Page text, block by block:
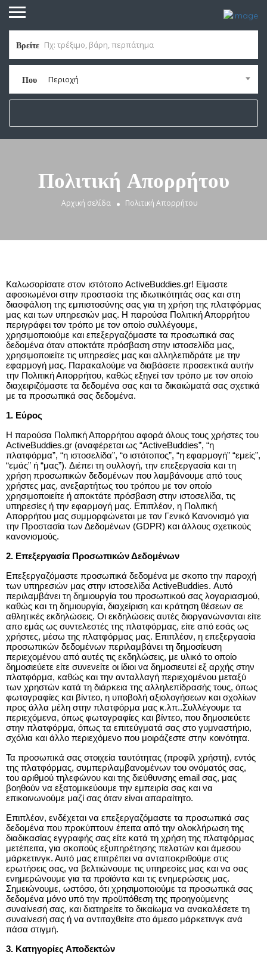
Βρείτε
Που Περιοχή
Πολιτική Απορρήτου
Αρχική σελίδα Πολιτική Απορρήτου
Καλωσορίσατε στον ιστότοπο ActiveBuddies.gr! Είμαστε
αφοσιωμένοι στην προστασία της ιδιωτικότητάς σας και στη
διασφάλιση της εμπιστοσύνης σας για τη χρήση της πλατφόρμας
μας και των υπηρεσιών μας. Η παρούσα Πολιτική Απορρήτου
περιγράφει τον τρόπο με τον οποίο συλλέγουμε,
χρησιμοποιούμε και επεξεργαζόμαστε τα προσωπικά σας
δεδομένα όταν αποκτάτε πρόσβαση στην ιστοσελίδα μας,
χρησιμοποιείτε τις υπηρεσίες μας και αλληλεπιδράτε με την
εφαρμογή μας. Παρακαλούμε να διαβάσετε προσεκτικά αυτήν
την Πολιτική Απορρήτου, καθώς εξηγεί τον τρόπο με τον οποίο
διαχειριζόμαστε τα δεδομένα σας και τα δικαιώματά σας σχετικά
με τα προσωπικά σας δεδομένα.
1. Εύρος
Η παρούσα Πολιτική Απορρήτου αφορά όλους τους χρήστες του
ActiveBuddies.gr (αναφέρεται ως “ActiveBuddies”, “η
πλατφόρμα”, “η ιστοσελίδα”, “ο ιστότοπος”, “η εφαρμογή” “εμείς”,
“εμάς” ή “μας”). Διέπει τη συλλογή, την επεξεργασία και τη
χρήση προσωπικών δεδομένων που λαμβάνουμε από τους
χρήστες μας, ανεξαρτήτως του τρόπου με τον οποίο
χρησιμοποιείτε ή αποκτάτε πρόσβαση στην ιστοσελίδα, τις
υπηρεσίες ή την εφαρμογή μας. Επιπλέον, η Πολιτική
Απορρήτου μας συμμορφώνεται με τον Γενικό Κανονισμό για
την Προστασία των Δεδομένων (GDPR) και άλλους σχετικούς
κανονισμούς.
2. Επεξεργασία Προσωπικών Δεδομένων
Επεξεργαζόμαστε προσωπικά δεδομένα με σκοπο την παροχή
των υπηρεσιών μας στην ιστοσελίδα ActiveBuddies. Αυτό
περιλαμβάνει τη δημιουργία του προσωπικού σας λογαριασμού,
καθώς και τη δημιουργία, διαχείριση και κράτηση θέσεων σε
αθλητικές εκδηλώσεις. Οι εκδηλώσεις αυτές διοργανώνονται είτε
απο εμάς ως συντελεστές της πλατφόρμας, είτε από εσάς ως
χρήστες, μέσω της πλατφόρμας μας. Επιπλέον, η επεξεργασία
προσωπικών δεδομένων περιλαμβάνει τη δημοσίευση
περιεχομένου από αυτές τις εκδηλώσεις, με υλικό το οποίο
δημοσιεύετε είτε συνενείτε οι ίδιοι να δημοσιευτεί εξ αρχής στην
πλατφόρμα, καθώς και την ανταλλαγή περιεχομένου μεταξύ
των χρηστών κατά τη διάρκεια της αλληλεπίδρασής τους, όπως
φωτογραφίες και βίντεο, η υποβολή αξιολογήσεων και σχολίων
προς άλλα μέλη στην πλατφόρμα μας κ.λπ..Συλλέγουμε τα
περιεχόμενα, όπως φωτογραφίες και βίντεο, που δημοσιεύετε
στην πλατφόρμα, όπως τα επιτεύγματά σας στο γυμναστήριο,
σχόλια και άλλο περιεχόμενο που μοιράζεστε στην κοινότητα.
Τα προσωπικά σας στοιχεία ταυτότητας (προφίλ χρήστη), εντός
της πλατφόρμας, συμπεριλαμβανομένων του ονόματός σας,
του αριθμού τηλεφώνου και της διεύθυνσης email σας, μας
βοηθούν να εξατομικεύουμε την εμπειρία σας και να
επικοινωνούμε μαζί σας όταν είναι απαραίτητο.
Επιπλέον, ενδέχεται να επεξεργαζόμαστε τα προσωπικά σας
δεδομένα που προκύπτουν έπειτα από την ολοκλήρωση της
διαδικασίας εγγραφής σας είτε κατά τη χρήση της πλατφόρμας
μετέπειτα, για σκοπούς εξυπηρέτησης πελατών και άμεσου
μάρκετινγκ. Αυτό μας επιτρέπει να ανταποκριθούμε στις
ερωτήσεις σας, να βελτιώνουμε τις υπηρεσίες μας και να σας
ενημερώνουμε για τα προϊόντα και τις ενημερώσεις μας.
Σημειώνουμε, ωστόσο, ότι χρησιμοποιούμε τα προσωπικά σας
δεδομένα μόνο υπό την προϋπόθεση της προηγούμενης
συναίνεσή σας, και διατηρείτε το δικαίωμα να ανακαλέσετε τη
συναίνεσή σας ή να αντιταχθείτε στο άμεσο μάρκετινγκ ανά
πάσα στιγμή.
3. Κατηγορίες Αποδεκτών